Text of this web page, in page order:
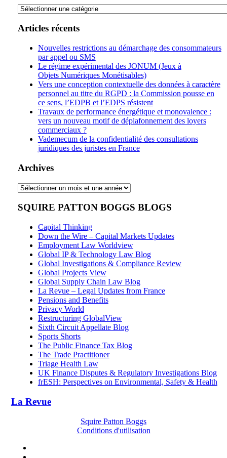
Thèmes
Articles récents
Nouvelles restrictions au démarchage des consommateurs
par appel ou SMS
Le régime expérimental des JONUM (Jeux à
Objets Numériques Monétisables)
Vers une conception contextuelle des données à caractère
personnel au titre du RGPD : la Commission pousse en
ce sens, l’EDPB et l’EDPS résistent
Travaux de performance énergétique et monovalence :
vers un nouveau motif de déplafonnement des loyers
commerciaux ?
Vademecum de la confidentialité des consultations
juridiques des juristes en France
Archives
Archives
SQUIRE PATTON BOGGS BLOGS
Capital Thinking
Down the Wire – Capital Markets Updates
Employment Law Worldview
Global IP & Technology Law Blog
Global Investigations & Compliance Review
Global Projects View
Global Supply Chain Law Blog
La Revue – Legal Updates from France
Pensions and Benefits
Privacy World
Restructuring GlobalView
Sixth Circuit Appellate Blog
Sports Shorts
The Public Finance Tax Blog
The Trade Practitioner
Triage Health Law
UK Finance Disputes & Regulatory Investigations Blog
frESH: Perspectives on Environmental, Safety & Health
La Revue
Squire Patton Boggs
Conditions d'utilisation